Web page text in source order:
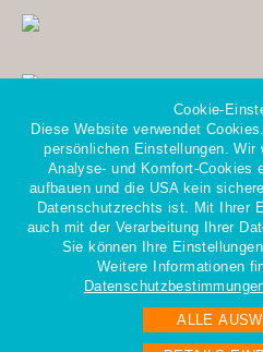
Cookie-
Diese Website verwendet
persönlichen Einstellungen.
Analyse- und Komfort-Cookies
aufbauen und die USA kein
Datenschutzrechts ist. Mit Ihrer
auch mit der Verarbeitung Ihrer
Sie können Ihre
Weitere Informationen
ALLE
Mitglied im Gesamtverband
der Personaldienstleister e.V.